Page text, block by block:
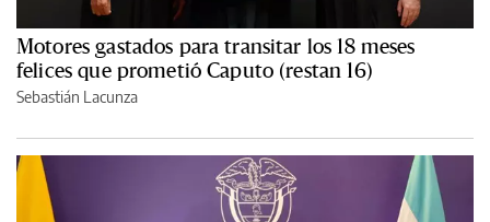
Motores gastados para transitar los 18 meses
felices que prometió Caputo (restan 16)
Sebastián Lacunza